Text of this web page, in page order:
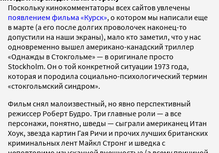
Поскольку кинокомментаторы всех сайтов увлечены
появлением фильма «Курск», о котором мы написали еще
в марте (а его после долгих проволочек наконец-то
допустили на наши экраны), мало кто заметил, что у нас
одновременно вышел американо-канадский триллер
«Однажды в Стокгольме» — в оригинале просто
Stockholm. Он о той конкретной ситуации 1973 года,
которая и породила социально-психологический термин
«стокгольмский синдром».
Фильм снял малоизвестный, но явно перспективный
режиссер Роберт Будро. Три главные роли — а все
персонажи, понятно, шведы — сыграли американец Итан
Хоук, звезда картин Гая Ричи и прочих лучших британских
криминальных лент Майкл Стронг и шведка с